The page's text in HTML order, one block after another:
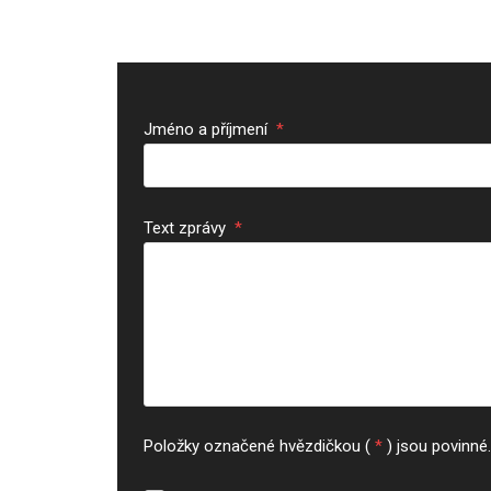
Jméno a příjmení *
Text zprávy *
Položky označené hvězdičkou ( * ) jsou povinné.